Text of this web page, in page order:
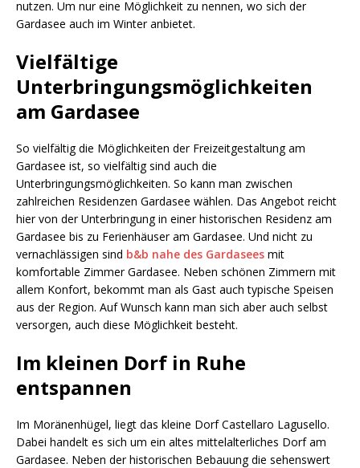
nutzen. Um nur eine Möglichkeit zu nennen, wo sich der
Gardasee auch im Winter anbietet.
Vielfältige
Unterbringungsmöglichkeiten
am Gardasee
So vielfältig die Möglichkeiten der Freizeitgestaltung am
Gardasee ist, so vielfältig sind auch die
Unterbringungsmöglichkeiten. So kann man zwischen
zahlreichen Residenzen Gardasee wählen. Das Angebot reicht
hier von der Unterbringung in einer historischen Residenz am
Gardasee bis zu Ferienhäuser am Gardasee. Und nicht zu
vernachlässigen sind b&b nahe des Gardasees mit
komfortable Zimmer Gardasee. Neben schönen Zimmern mit
allem Konfort, bekommt man als Gast auch typische Speisen
aus der Region. Auf Wunsch kann man sich aber auch selbst
versorgen, auch diese Möglichkeit besteht.
Im kleinen Dorf in Ruhe
entspannen
Im Moränenhügel, liegt das kleine Dorf Castellaro Lagusello.
Dabei handelt es sich um ein altes mittelalterliches Dorf am
Gardasee. Neben der historischen Bebauung die sehenswert